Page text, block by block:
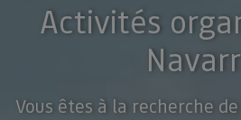
Activités
Vous êtes à la recherche